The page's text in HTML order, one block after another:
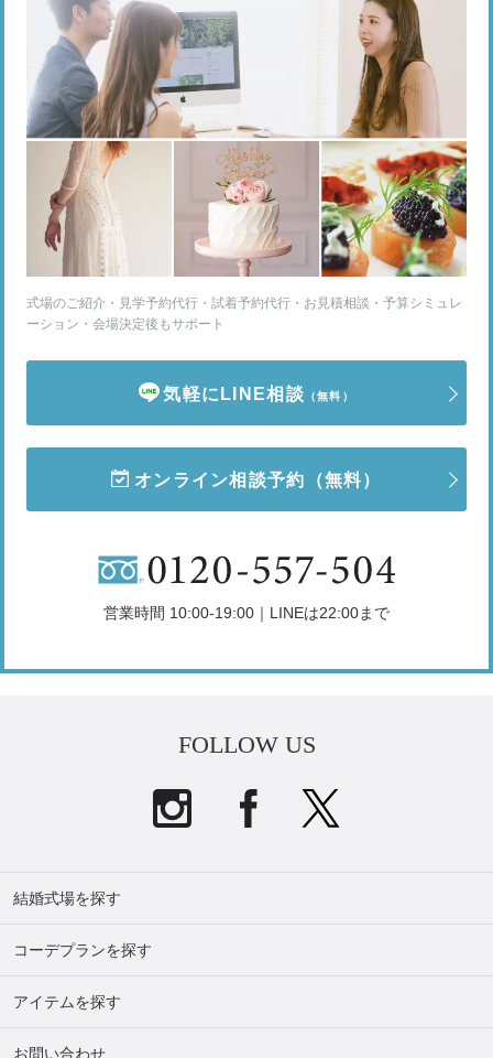
式場のご紹介・見学予約代行・試着予約代行・お見積相談・予算シミュレ
ーション・会場決定後もサポート
気軽にLINE相談 （無料）
オンライン相談予約 （無料）
営業時間 10:00-19:00｜LINEは22:00まで
FOLLOW US
結婚式場を探す
コーデプランを探す
アイテムを探す
お問い合わせ